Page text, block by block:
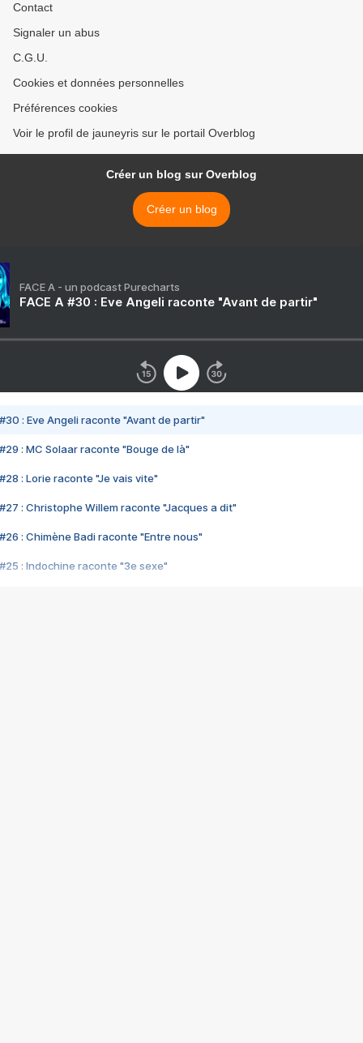
Contact
Signaler un abus
C.G.U.
Cookies et données personnelles
Préférences cookies
Voir le profil de jauneyris sur le portail Overblog
Créer un blog sur Overblog
Créer un blog
FACE A - un podcast Purecharts
FACE A #30 : Eve Angeli raconte "Avant de partir"
#30 : Eve Angeli raconte "Avant de partir"
#29 : MC Solaar raconte "Bouge de là"
#28 : Lorie raconte "Je vais vite"
#27 : Christophe Willem raconte "Jacques a dit"
#26 : Chimène Badi raconte "Entre nous"
#25 : Indochine raconte "3e sexe"